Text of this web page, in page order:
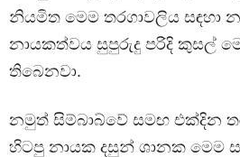
නියමිත මෙම තරගාවලිය සඳහා
නායකත්වය සුපුරුදු පරිදි කුසල්
තිබෙනවා.
නමුත් සිම්බාබ්වේ සමඟ එක්දින
හිටපු නායක දසුන් ශානක මෙම